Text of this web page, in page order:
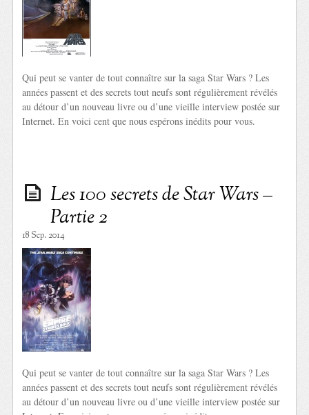
Qui peut se vanter de tout connaître sur la saga Star Wars ? Les
années passent et des secrets tout neufs sont régulièrement révélés
au détour d’un nouveau livre ou d’une vieille interview postée sur
Internet. En voici cent que nous espérons inédits pour vous.
Les 100 secrets de Star Wars –
Partie 2
18 Sep. 2014
Qui peut se vanter de tout connaître sur la saga Star Wars ? Les
années passent et des secrets tout neufs sont régulièrement révélés
au détour d’un nouveau livre ou d’une vieille interview postée sur